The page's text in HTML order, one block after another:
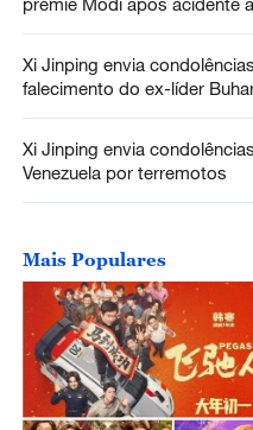
Xi Jinping envia
falecimento do ex-líder
Xi Jinping envia
Venezuela por
Mais Populares